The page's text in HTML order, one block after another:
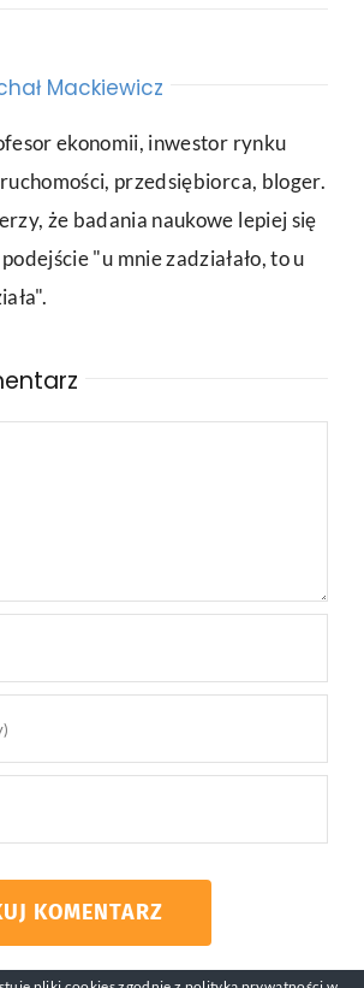
Mackiewicz
ekonomii, inwestor rynku
przedsiębiorca, bloger.
że badania naukowe lepiej się
"u mnie zadziałało, to u